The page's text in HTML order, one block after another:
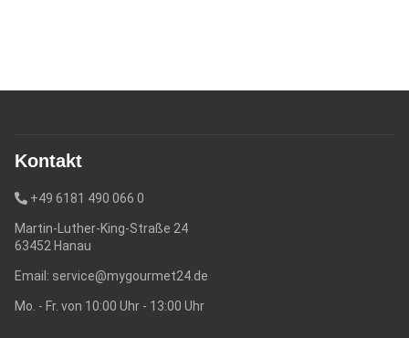
Kontakt
+49 6181 490 066 0
Martin-Luther-King-Straße 24
63452 Hanau
Email: service@mygourmet24.de
Mo. - Fr. von 10:00 Uhr - 13:00 Uhr